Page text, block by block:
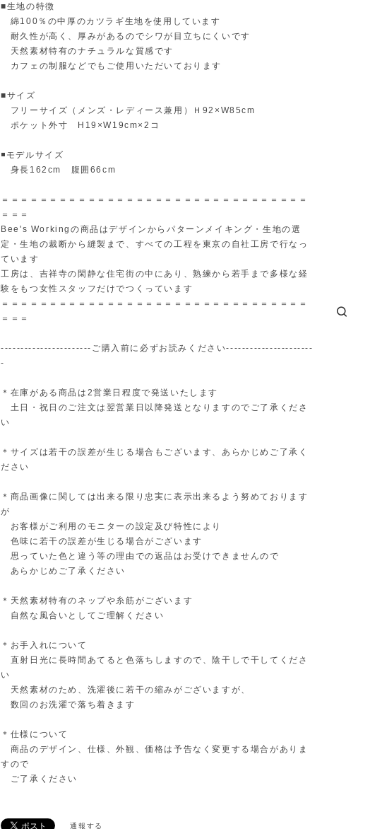
■生地の特徴
綿100％の中厚のカツラギ生地を使用しています
耐久性が高く、厚みがあるのでシワが目立ちにくいです
天然素材特有のナチュラルな質感です
カフェの制服などでもご使用いただいております
■サイズ
フリーサイズ（メンズ・レディース兼用）Ｈ92×W85cm
ポケット外寸 H19×W19cm×2コ
◾️モデルサイズ
身長162cm 腹囲66cm
＝＝＝＝＝＝＝＝＝＝＝＝＝＝＝＝＝＝＝＝＝＝＝＝＝＝＝＝＝＝＝＝
＝＝＝
Bee's Workingの商品はデザインからパターンメイキング・生地の選
定・生地の裁断から縫製まで、すべての工程を東京の自社工房で行なっ
ています
工房は、吉祥寺の閑静な住宅街の中にあり、熟練から若手まで多様な経
験をもつ女性スタッフだけでつくっています
＝＝＝＝＝＝＝＝＝＝＝＝＝＝＝＝＝＝＝＝＝＝＝＝＝＝＝＝＝＝＝＝
＝＝＝
-----------------------ご購入前に必ずお読みください----------------------
-
＊在庫がある商品は2営業日程度で発送いたします
土日・祝日のご注文は翌営業日以降発送となりますのでご了承くださ
い
＊サイズは若干の誤差が生じる場合もございます、あらかじめご了承く
ださい
＊商品画像に関しては出来る限り忠実に表示出来るよう努めております
が
お客様がご利用のモニターの設定及び特性により
色味に若干の誤差が生じる場合がございます
思っていた色と違う等の理由での返品はお受けできませんので
あらかじめご了承ください
＊天然素材特有のネップや糸筋がございます
自然な風合いとしてご理解ください
＊お手入れについて
直射日光に長時間あてると色落ちしますので、陰干しで干してくださ
い
天然素材のため、洗濯後に若干の縮みがございますが、
数回のお洗濯で落ち着きます
＊仕様について
商品のデザイン、仕様、外観、価格は予告なく変更する場合がありま
すので
ご了承ください
通報する